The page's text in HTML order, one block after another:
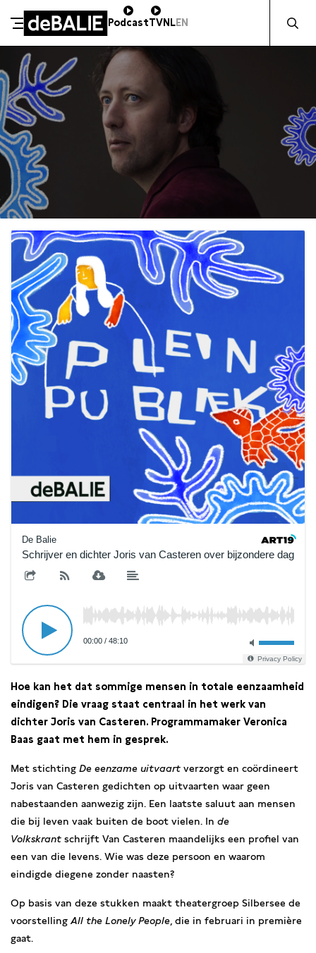
Meteen naar de content
De Balie
PodcastTVNLEN
De Balie
Schrijver en dichter Joris van Casteren over bijzondere
00:00 / 48:10
Privacy Policy
Hoe kan het dat sommige mensen in totale eenzaamheid
eindigen? Die vraag staat centraal in het werk van
dichter Joris van Casteren. Programmamaker Veronica
Baas gaat met hem in gesprek.
Met stichting De eenzame uitvaart verzorgt en coördineert
Joris van Casteren gedichten op uitvaarten waar geen
nabestaanden aanwezig zijn. Een laatste saluut aan mensen
die bij leven vaak buiten de boot vielen. In de
Volkskrant schrijft Van Casteren maandelijks een profiel van
een van die levens. Wie was deze persoon en waarom
eindigde diegene zonder naasten?
Op basis van deze stukken maakt theatergroep Silbersee de
voorstelling All the Lonely People , die in februari in première
gaat.